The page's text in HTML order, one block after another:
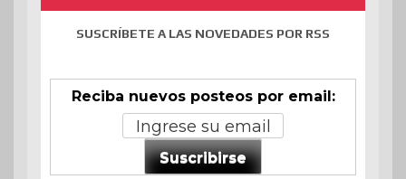
SUSCRÍBETE A LAS NOVEDADES POR RSS
Reciba nuevos posteos por email:
Suscribirse